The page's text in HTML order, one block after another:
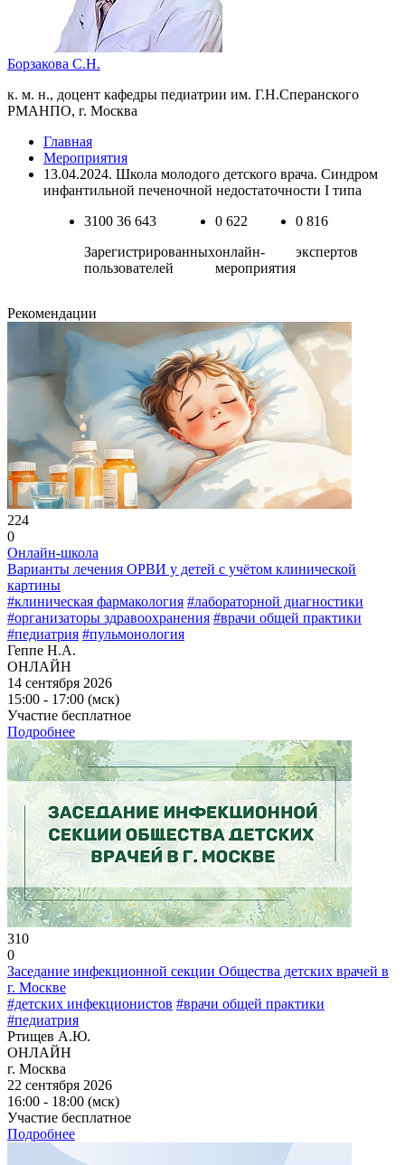
Борзакова С.Н.
к. м. н., доцент кафедры педиатрии им. Г.Н.Сперанского
РМАНПО, г. Москва
Главная
Мероприятия
13.04.2024. Школа молодого детского врача. Синдром
инфантильной печеночной недостаточности I типа
3100 36 643
Зарегистрированных
пользователей
0 622
онлайн-
мероприятия
0 816
экспертов
Рекомендации
224
0
Онлайн-школа
Варианты лечения ОРВИ у детей с учётом клинической
картины
#клиническая фармакология #лабораторной диагностики
#организаторы здравоохранения #врачи общей практики
#педиатрия #пульмонология
Геппе Н.А.
ОНЛАЙН
14 сентября 2026
15:00 - 17:00 (мск)
Участие бесплатное
Подробнее
310
0
Заседание инфекционной секции Общества детских врачей в
г. Москве
#детских инфекционистов #врачи общей практики
#педиатрия
Ртищев А.Ю.
ОНЛАЙН
г. Москва
22 сентября 2026
16:00 - 18:00 (мск)
Участие бесплатное
Подробнее